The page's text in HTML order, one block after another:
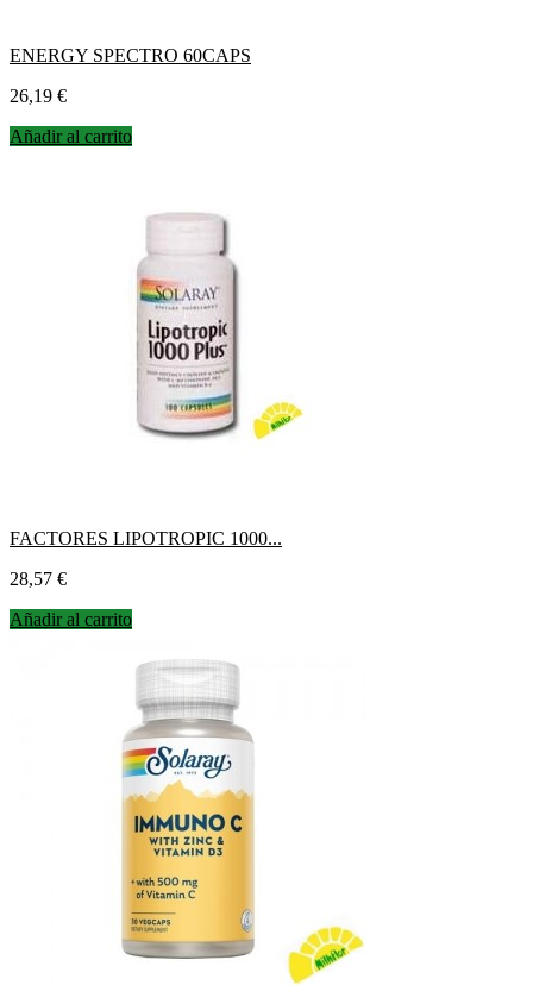
ENERGY SPECTRO 60CAPS
Precio
26,19 €
Añadir al carrito
FACTORES LIPOTROPIC 1000...
Precio
28,57 €
Añadir al carrito